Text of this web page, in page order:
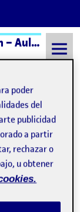
Taller de fotografía e imagen – Aula 2
poder
del
publicidad
a partir
rechazar o
u obtener